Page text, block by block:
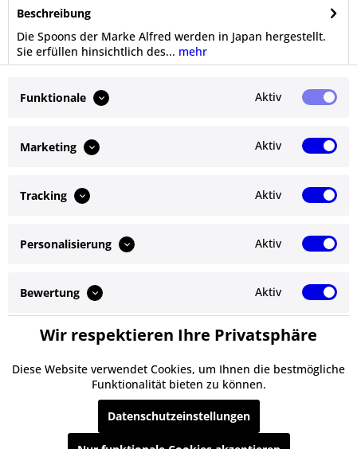
Beschreibung
Die Spoons der Marke Alfred werden in Japan hergestellt.
Sie erfüllen hinsichtlich des... mehr
Bewertungen
0
Ähnliche Artikel
Kunden kauften auch
Service Hotline
Shop Service
Informationen
* Alle Preise inkl. gesetzl. Mehrwertsteuer zzgl.Versandkosten
Nachnahmegebühren, wenn nicht anders beschrieben
Funktionale Aktiv
Marketing Aktiv
Tracking Aktiv
Personalisierung Aktiv
Bewertung Aktiv
Service Aktiv
Wir respektieren Ihre Privatsphäre
Diese Website verwendet Cookies, um Ihnen die bestmögliche
Funktionalität bieten zu können.
Datenschutzeinstellungen